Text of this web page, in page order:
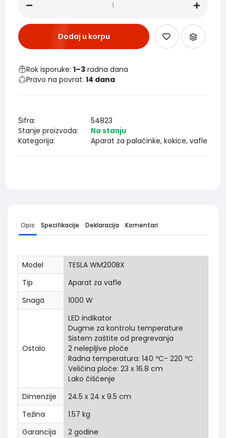
Dodaj u korpu
Rok isporuke:1–3 radna dana
Pravo na povrat:14 dana
Šifra:
54823
Stanje proizvoda:
Na stanju
Kategorija:
Aparat za palačinke, kokice, vafle
Opis Specifikacije Deklaracija Komentari
Model
TESLA WM200BX
Tip
Aparat za vafle
Snaga
1000 W
Ostalo
LED indikator
Dugme za kontrolu temperature
Sistem zaštite od pregrevanja
2 nelepljive ploče
Radna temperatura: 140 ºC- 220 ºC
Veličina ploče: 23 x 16.8 cm
Lako čišćenje
Dimenzije
24.5 x 24 x 9.5 cm
Težina
1.57 kg
Garancija
2 godine